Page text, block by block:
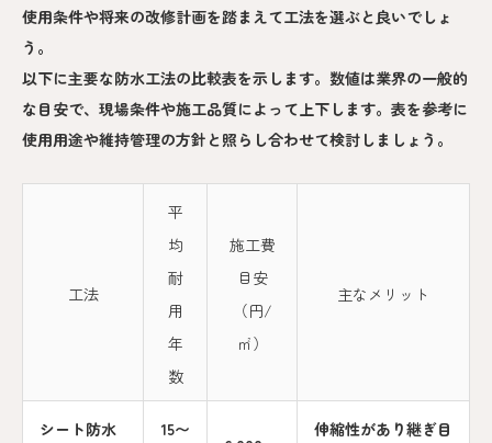
使用条件や将来の改修計画を踏まえて工法を選ぶと良いでしょ
う。
以下に主要な防水工法の比較表を示します。数値は業界の一般的
な目安で、現場条件や施工品質によって上下します。表を参考に
使用用途や維持管理の方針と照らし合わせて検討しましょう。
工法
平
均
耐
用
年
数
施工費
目安
（円/
㎡）
主なメリット
シート防水
15〜
伸縮性があり継ぎ目